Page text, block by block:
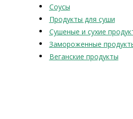
Соусы
Продукты для суши
Сушеные и сухие
Замороженные
Веганские продукты